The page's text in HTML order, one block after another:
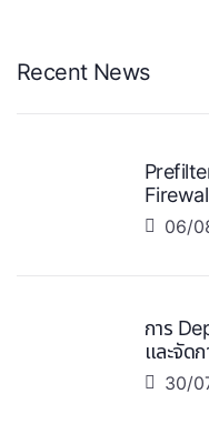
Recent News
06/
การ
และจัด
30/